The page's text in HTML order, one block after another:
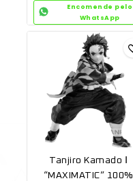
Encomende pelo
WhatsApp
Tanjiro Kamado Ⅰ
“MAXIMATIC” 100%